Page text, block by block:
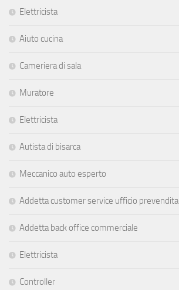
Elettricista
Aiuto cucina
Cameriera di sala
Muratore
Elettricista
Autista di bisarca
Meccanico auto esperto
Addetta customer service ufficio prevendita
Addetta back office commerciale
Elettricista
Controller